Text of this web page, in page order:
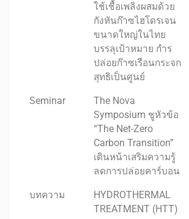
ใช้เชื้อเพลิงผสมด้วย
กังหันก๊าซไฮโดรเจน
ขนาดใหญ่ในไทย
บรรลุเป้าหมาย กำร
ปล่อยก๊าซเรือนกระจก
สุทธิเป็นศูนย์
Seminar
The Nova
Symposium ชูหัวข้อ
“The Net-Zero
Carbon Transition”
เดินหน้าเสริมความรู้
ลดการปล่อยคาร์บอน
บทความ
HYDROTHERMAL
TREATMENT (HTT)